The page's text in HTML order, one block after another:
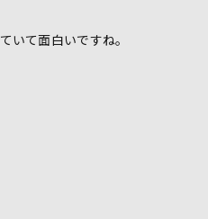
いて面白いですね。